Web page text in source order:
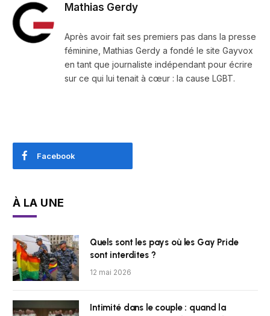
Mathias Gerdy
Après avoir fait ses premiers pas dans la presse
féminine, Mathias Gerdy a fondé le site Gayvox
en tant que journaliste indépendant pour écrire
sur ce qui lui tenait à cœur : la cause LGBT.
Facebook
À LA UNE
Quels sont les pays où les Gay Pride
sont interdites ?
12 mai 2026
Intimité dans le couple : quand la